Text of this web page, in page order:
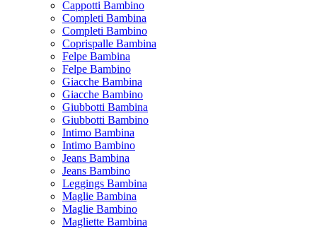
Cappotti Bambino
Completi Bambina
Completi Bambino
Coprispalle Bambina
Felpe Bambina
Felpe Bambino
Giacche Bambina
Giacche Bambino
Giubbotti Bambina
Giubbotti Bambino
Intimo Bambina
Intimo Bambino
Jeans Bambina
Jeans Bambino
Leggings Bambina
Maglie Bambina
Maglie Bambino
Magliette Bambina